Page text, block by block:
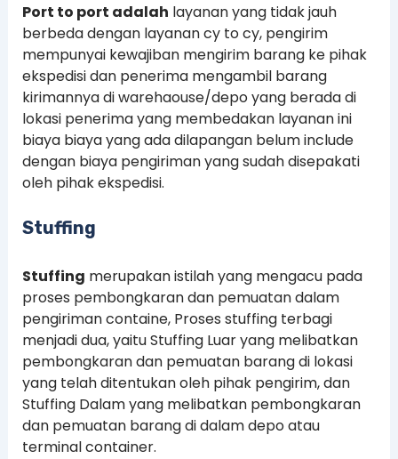
Port to port adalah layanan yang tidak jauh
berbeda dengan layanan cy to cy, pengirim
mempunyai kewajiban mengirim barang ke pihak
ekspedisi dan penerima mengambil barang
kirimannya di warehaouse/depo yang berada di
lokasi penerima yang membedakan layanan ini
biaya biaya yang ada dilapangan belum include
dengan biaya pengiriman yang sudah disepakati
oleh pihak ekspedisi.
Stuffing
Stuffing merupakan istilah yang mengacu pada
proses pembongkaran dan pemuatan dalam
pengiriman containe, Proses stuffing terbagi
menjadi dua, yaitu Stuffing Luar yang melibatkan
pembongkaran dan pemuatan barang di lokasi
yang telah ditentukan oleh pihak pengirim, dan
Stuffing Dalam yang melibatkan pembongkaran
dan pemuatan barang di dalam depo atau
terminal container.